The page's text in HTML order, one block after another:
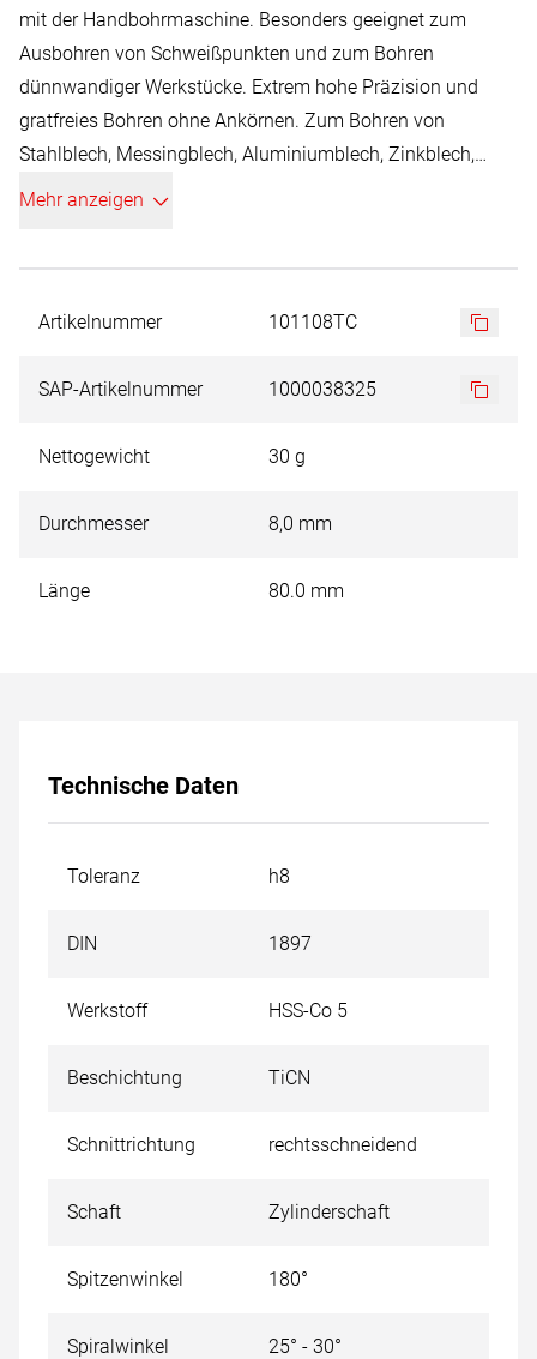
mit der Handbohrmaschine. Besonders geeignet zum
Ausbohren von Schweißpunkten und zum Bohren
dünnwandiger Werkstücke. Extrem hohe Präzision und
gratfreies Bohren ohne Ankörnen. Zum Boh­­ren von
Stahlblech, Messingblech, Aluminiumblech, Zinkblech,
Kupferblech, Kunststoffplatten.
Mehr anzeigen
Artikelnummer 101108TC
SAP-Artikelnummer 1000038325
Nettogewicht 30 g
Durchmesser 8,0 mm
Länge 80.0 mm
Technische Daten
Toleranz h8
DIN 1897
Werkstoff HSS-Co 5
Beschichtung TiCN
Schnittrichtung rechtsschneidend
Schaft Zylinderschaft
Spitzenwinkel 180°
Spiralwinkel 25° - 30°